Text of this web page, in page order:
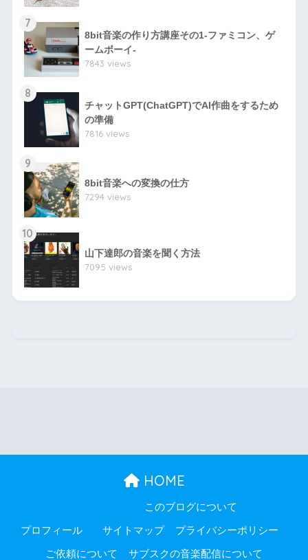
7
8bit音楽の作り方講座その1-ファミコン、ゲ
ームボーイ-
7843 views
8
チャットGPT(ChatGPT)でAI作曲をするため
の準備
7816 views
9
8bit音楽への変換の仕方
7294 views
10
山下達郎の音楽を聞く方法
7095 views
HOME
プロフィール
このブログについて
サイトマップ プライバシーポリシー
ご依頼について サブスクの音楽配信について